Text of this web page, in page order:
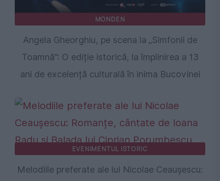
MONDEN
Angela Gheorghiu, pe scena la „Simfonii de
Toamnă”: O ediție istorică, la împlinirea a 13
ani de excelență culturală în inima Bucovinei
EVENIMENTUL ISTORIC
Melodiile preferate ale lui Nicolae Ceaușescu: